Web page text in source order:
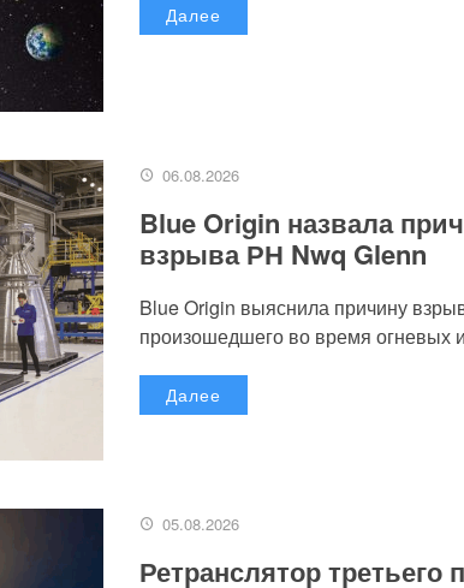
Далее
06.08.2026
Blue Origin назвала
взрыва РН Nwq Glenn
Blue Origin выяснила причину
произошедшего во время огневых
Далее
05.08.2026
Ретранслятор третьего